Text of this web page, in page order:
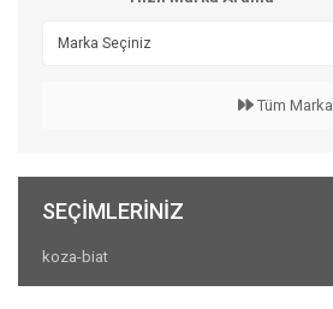
Tüm
SEÇIMLERINIZ
koza-biat